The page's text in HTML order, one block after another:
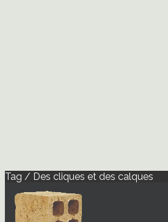
Tag / Des cliques et des calques